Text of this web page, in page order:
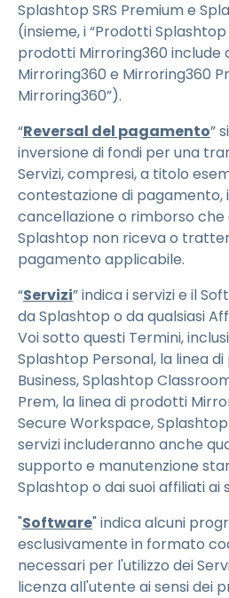
Splashtop SRS Premium e
(insieme, i “Prodotti Splashtop
prodotti Mirroring360 include
Mirroring360 e Mirroring360
Mirroring360”).
“Reversal del pagamento”
inversione di fondi per una
Servizi, compresi, a titolo
contestazione di pagamento,
cancellazione o rimborso
Splashtop non riceva o
pagamento applicabile.
“Servizi” indica i servizi e il
da Splashtop o da qualsiasi
Voi sotto questi Termini,
Splashtop Personal, la linea
Business, Splashtop
Prem, la linea di prodotti
Secure Workspace,
servizi includeranno anche
supporto e manutenzione
Splashtop o dai suoi affiliati ai
"Software" indica alcuni
esclusivamente in formato
necessari per l'utilizzo dei
licenza all'utente ai sensi dei